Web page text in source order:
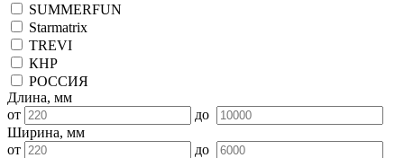
SUMMERFUN
Starmatrix
TREVI
КНР
РОССИЯ
Длина, мм
от
до
Ширина, мм
от
до